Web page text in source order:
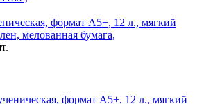
формат А5+, 12 л., мягкий
мелованная бумага,